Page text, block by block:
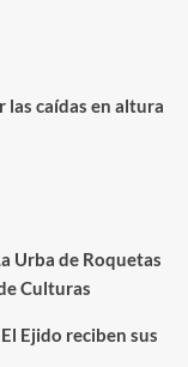
las caídas en altura
Urba de Roquetas
Culturas
Ejido reciben sus